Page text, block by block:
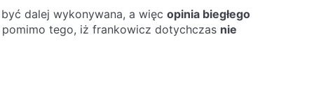
dalej wykonywana, a więc opinia biegłego
tego, iż frankowicz dotychczas nie